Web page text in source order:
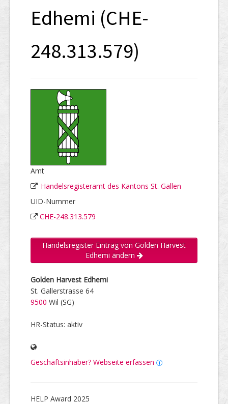
UID-Register
Marken-Register
Edhemi (CHE-
248.313.579)
Amt
Handelsregisteramt des Kantons St. Gallen
UID-Nummer
CHE-248.313.579
Handelsregister Eintrag von Golden Harvest
Edhemi ändern
Golden Harvest Edhemi
St. Gallerstrasse 64
9500 Wil (SG)
HR-Status: aktiv
Geschäftsinhaber? Webseite erfassen
HELP Award 2025